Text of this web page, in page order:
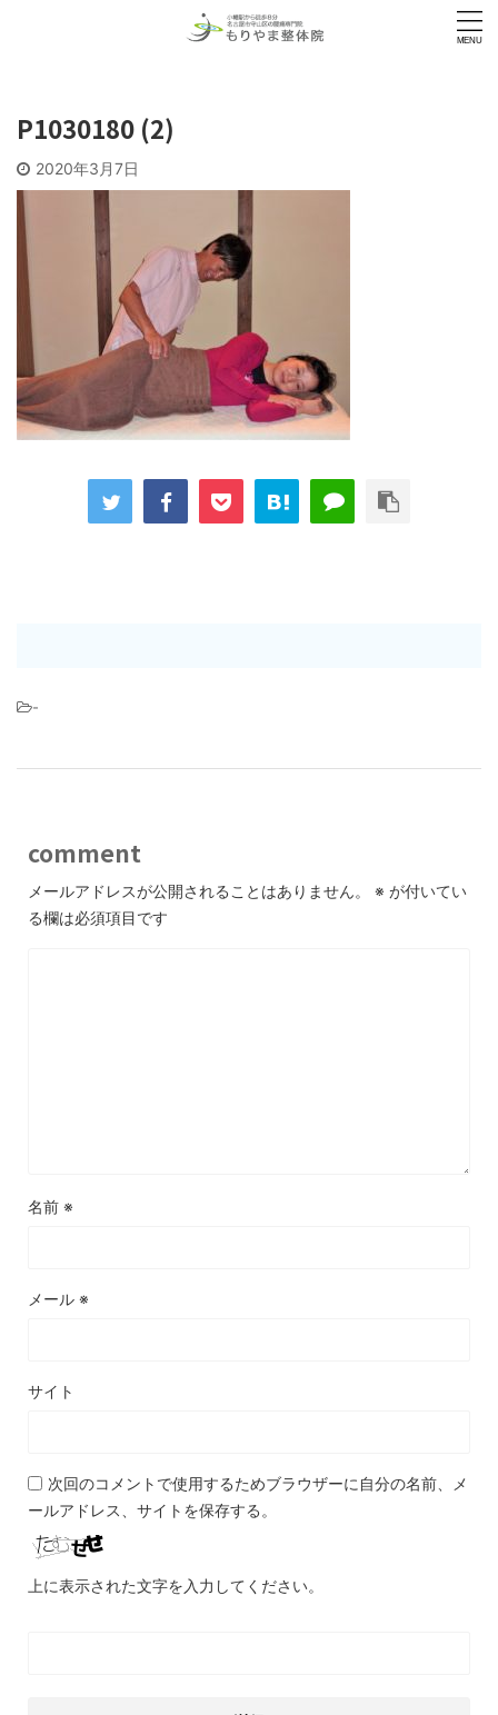
P1030180 (2)
2020年3月7日
-
comment
メールアドレスが公開されることはありません。 ※ が付いてい
る欄は必須項目です
名前 ※
メール ※
サイト
次回のコメントで使用するためブラウザーに自分の名前、メ
ールアドレス、サイトを保存する。
上に表示された文字を入力してください。